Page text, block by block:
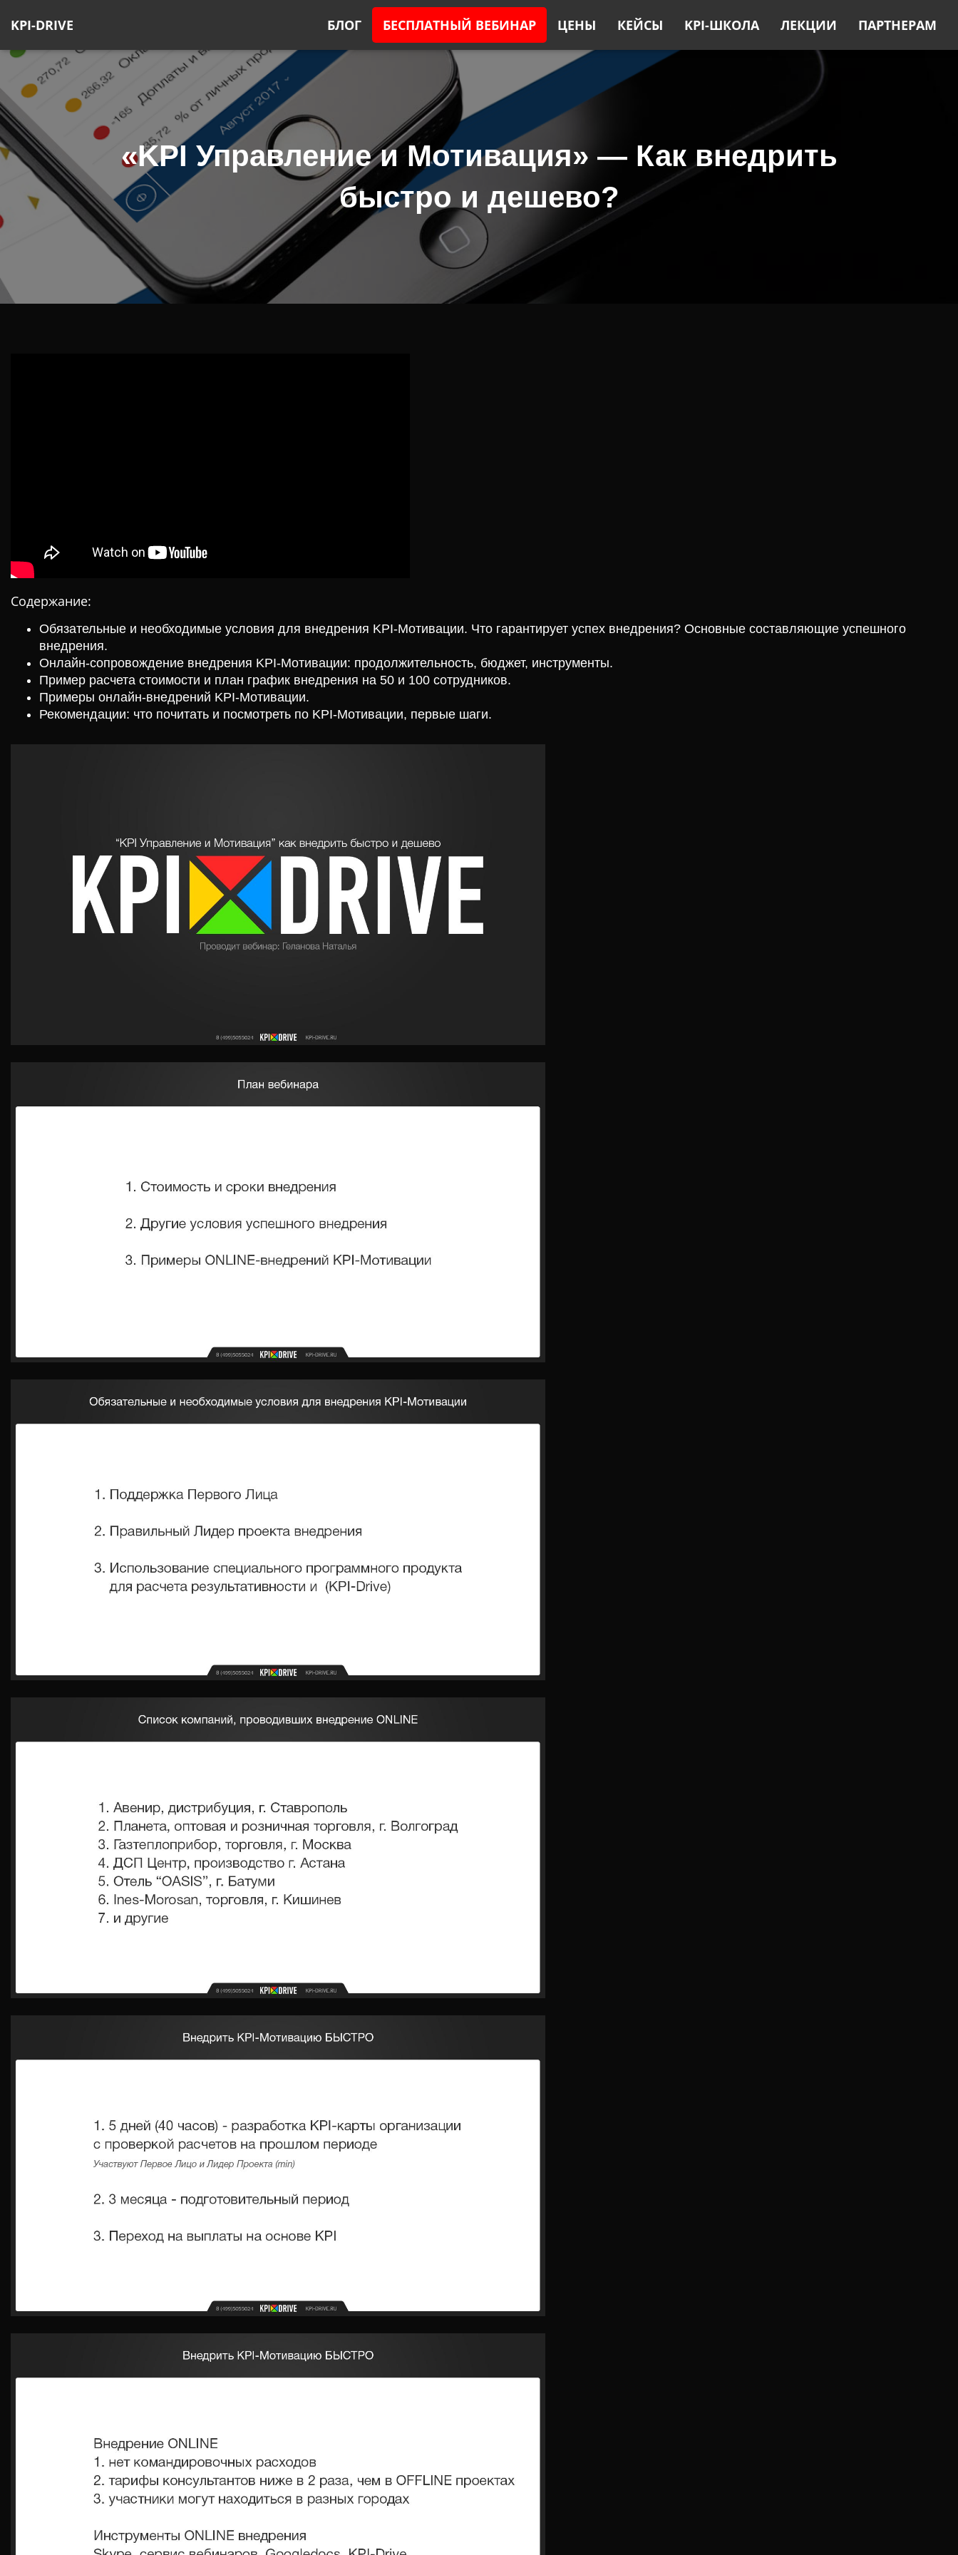
KPI-DRIVE БЛОГ БЕСПЛАТНЫЙ ВЕБИНАР ЦЕНЫ КЕЙСЫ KPI-ШКОЛА ЛЕКЦИИ ПАРТНЕРАМ
«KPI Управление и Мотивация» — Как внедрить
быстро и дешево?
Содержание:
Обязательные и необходимые условия для внедрения KPI-Мотивации. Что гарантирует успех внедрения? Основные составляющие успешного
внедрения.
Онлайн-сопровождение внедрения KPI-Мотивации: продолжительность, бюджет, инструменты.
Пример расчета стоимости и план график внедрения на 50 и 100 сотрудников.
Примеры онлайн-внедрений KPI-Мотивации.
Рекомендации: что почитать и посмотреть по KPI-Мотивации, первые шаги.